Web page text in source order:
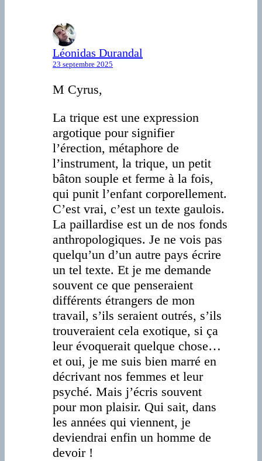
Léonidas Durandal
23 septembre 2025
M Cyrus,
La trique est une expression
argotique pour signifier
l’érection, métaphore de
l’instrument, la trique, un petit
bâton souple et ferme à la fois,
qui punit l’enfant corporellement.
C’est vrai, c’est un texte gaulois.
La paillardise est un de nos fonds
anthropologiques. Je ne vois pas
quelqu’un d’un autre pays écrire
un tel texte. Et je me demande
souvent ce que penseraient
différents étrangers de mon
travail, s’ils seraient outrés, s’ils
trouveraient cela exotique, si ça
leur évoquerait quelque chose…
et oui, je me suis bien marré en
décrivant nos femmes et leur
psyché. Mais j’écris souvent
pour mon plaisir. Qui sait, dans
les années qui viennent, je
deviendrai enfin un homme de
devoir !